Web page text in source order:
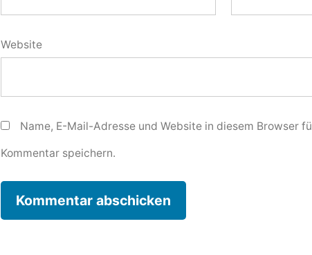
Website
Name, E-Mail-Adresse und Website in diesem Browser
Kommentar speichern.